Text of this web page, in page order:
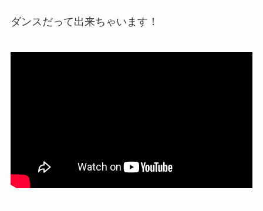
ダンスだって出来ちゃいます！